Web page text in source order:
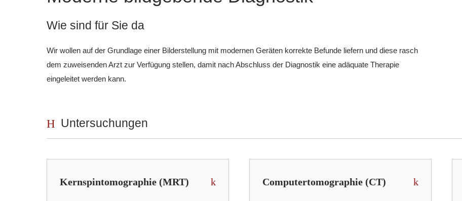
Wie sind für Sie da
Wir wollen auf der Grundlage einer Bilderstellung mit modernen Geräten korrekte Befunde liefern und diese rasch
dem zuweisenden Arzt zur Verfügung stellen, damit nach Abschluss der Diagnostik eine adäquate Therapie
eingeleitet werden kann.
Untersuchungen
Kernspintomographie (MRT) Computertomographie (CT)